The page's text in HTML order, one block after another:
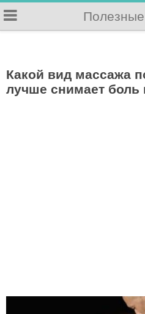
Какой вид массажа
лучше снимает